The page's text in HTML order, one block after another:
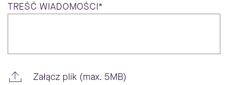
TREŚĆ WIADOMOŚCI*
Załącz plik (max. 5MB)